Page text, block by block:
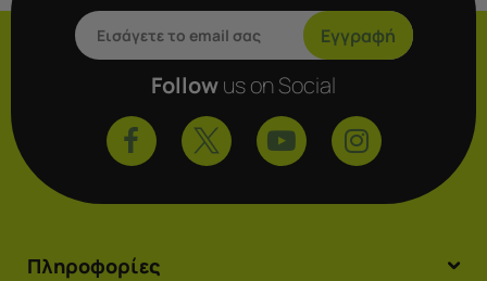
Εγγραφή
Followus on Social
Πληροφορίες